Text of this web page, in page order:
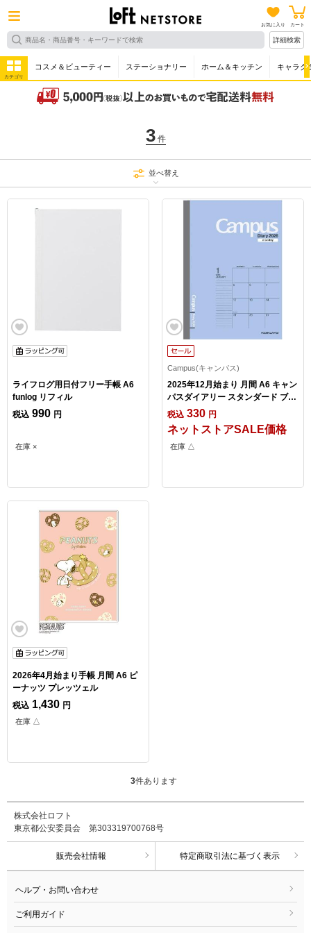
お気に入り カート
詳細検索
カテゴリ
コスメ＆ビューティー ステーショナリー ホーム＆キッチン キャラク
3件
並べ替え
ライフログ用日付フリー手帳 A6
funlog リフィル
税込 990 円
在庫 ×
Campus(キャンパス)
2025年12月始まり 月間 A6 キャン
パスダイアリー スタンダード ブル
ー
税込 330 円
ネットストアSALE価格
在庫 △
2026年4月始まり手帳 月間 A6 ピ
ーナッツ プレッツェル
税込 1,430 円
在庫 △
3件あります
株式会社ロフト
東京都公安委員会 第303319700768号
販売会社情報 特定商取引法に基づく表示
ヘルプ・お問い合わせ
ご利用ガイド